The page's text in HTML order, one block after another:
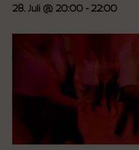
28. Juli @ 20:00 - 22:00